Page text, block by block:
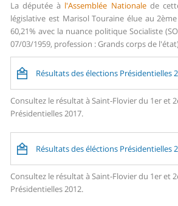
La députée à l'Assemblée Nationalede
législative est Marisol Touraine élue au
60,21% avec la nuance politique Socialiste
07/03/1959, profession : Grands corps de
Résultats des élections Présidentielles
Consultez le résultat à Saint-Flovier du 1er et
Présidentielles 2017.
Résultats des éléctions Présidentielles
Consultez le résultat à Saint-Flovier du 1er et
Présidentielles 2012.